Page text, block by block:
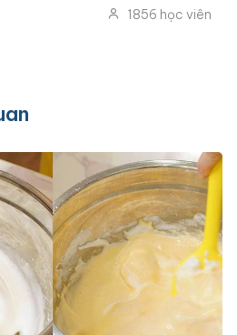
1856 học viên